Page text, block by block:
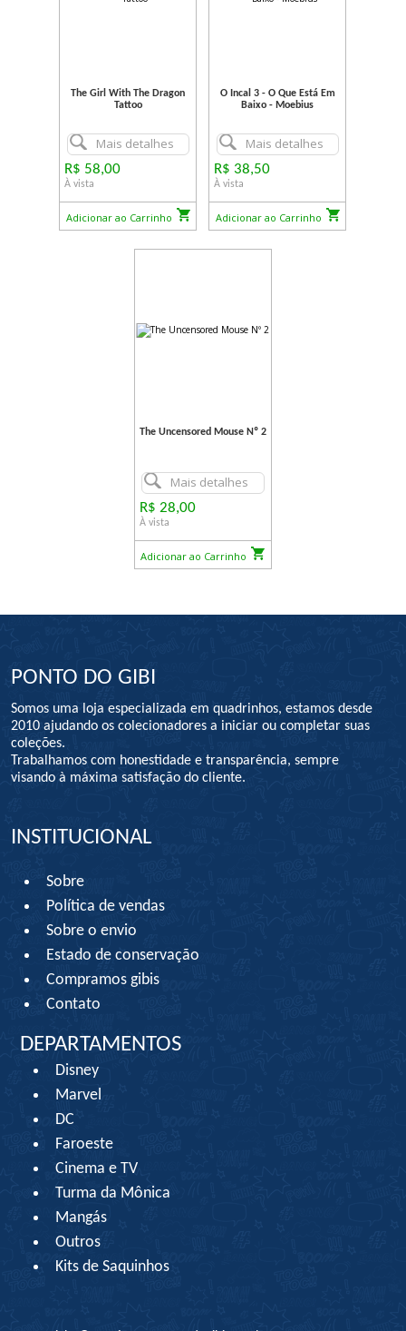
The Girl With The Dragon
Tattoo
Mais detalhes
R$ 58,00
À vista
Adicionar ao Carrinho
O Incal 3 - O Que Está Em
Baixo - Moebius
Mais detalhes
R$ 38,50
À vista
Adicionar ao Carrinho
The Uncensored Mouse Nº 2
Mais detalhes
R$ 28,00
À vista
Adicionar ao Carrinho
PONTO DO GIBI
Somos uma loja especializada em quadrinhos, estamos desde
2010 ajudando os colecionadores a iniciar ou completar suas
coleções.
Trabalhamos com honestidade e transparência, sempre
visando à máxima satisfação do cliente.
INSTITUCIONAL
Sobre
Política de vendas
Sobre o envio
Estado de conservação
Compramos gibis
Contato
DEPARTAMENTOS
Disney
Marvel
DC
Faroeste
Cinema e TV
Turma da Mônica
Mangás
Outros
Kits de Saquinhos